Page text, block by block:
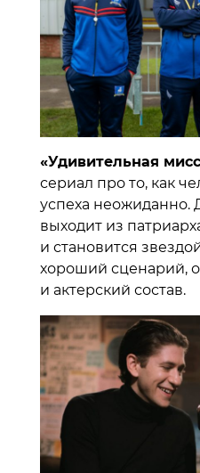
«Удивительная
сериал про то, как
успеха неожиданно.
выходит из
и становится
хороший сценарий,
и актерский состав.